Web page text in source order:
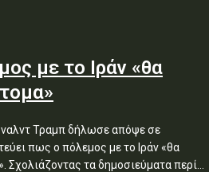
με το Ιράν «θα
Τραμπ δήλωσε απόψε σε
πως ο πόλεμος με το Ιράν «θα
τελειώσει πολύ σύντομα». Σχολιάζοντας τα δημοσιεύματα περί...